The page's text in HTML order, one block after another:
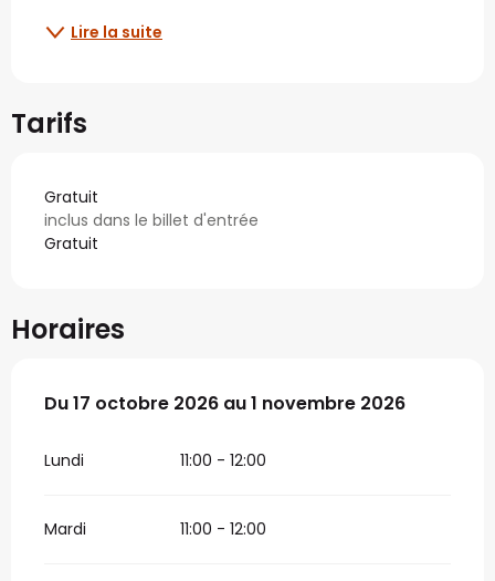
Lire la suite
Tarifs
Gratuit
inclus dans le billet d'entrée
Gratuit
Horaires
Du17 octobre 2026 au1 novembre 2026
Du17 octobre 2026 au1 novembre 2026
Lundi 11:00 - 12:00
Mardi 11:00 - 12:00